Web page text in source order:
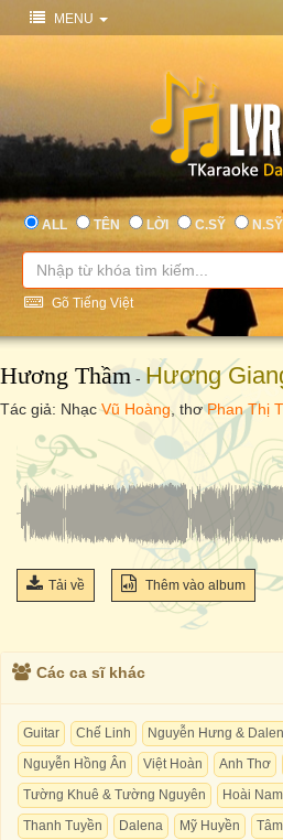
MENU
ALL TÊN LỜI C.SỸ N.SỸ
Gõ Tiếng Việt
Hương Thầm - Hương
Tác giả: NhạcVũ Hoàng, thơPhan Thị
Tải về Thêm vào album
Các ca sĩ khác
Guitar Chế Linh Nguyễn Hưng &
Nguyễn Hồng Ân
Việt Hoàn Anh Thơ
Tường Khuê & Tường Nguyên
Hoài Nam
Thanh Tuyền
Dalena Mỹ Huyền